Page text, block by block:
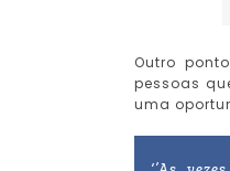
Outro
pessoas
uma